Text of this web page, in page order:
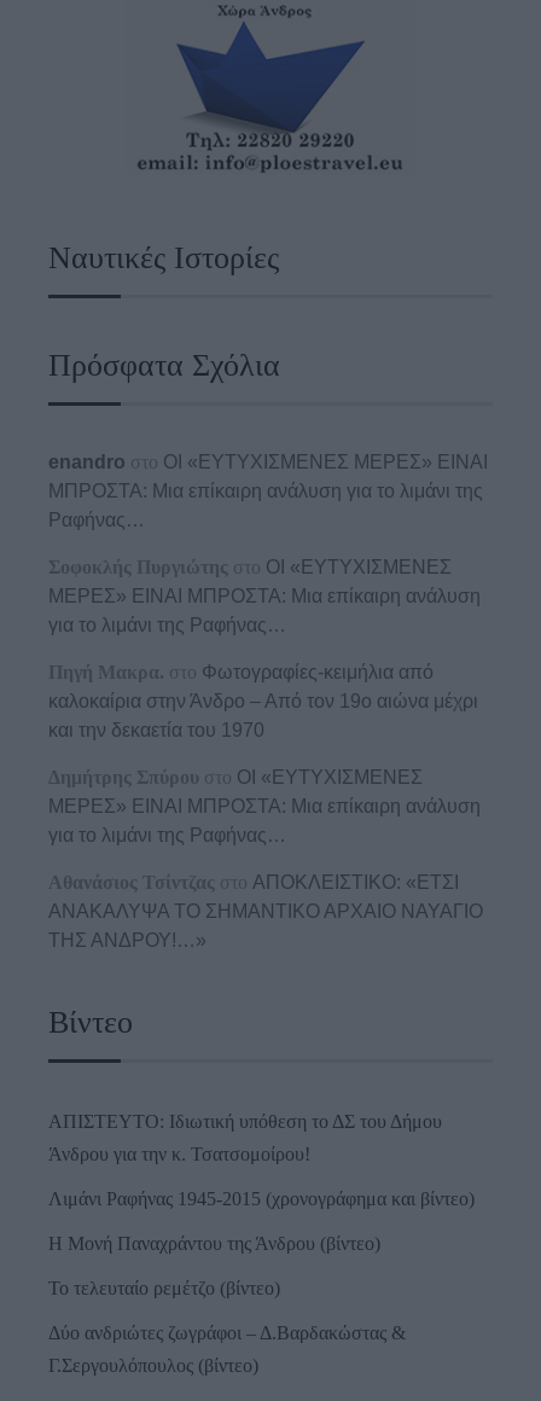
Ναυτικές Ιστορίες
Πρόσφατα Σχόλια
enandro στο ΟΙ «ΕΥΤΥΧΙΣΜΕΝΕΣ ΜΕΡΕΣ» ΕΙΝΑΙ
ΜΠΡΟΣΤΑ: Μια επίκαιρη ανάλυση για το λιμάνι της
Ραφήνας…
Σοφοκλής Πυργιώτης στο ΟΙ «ΕΥΤΥΧΙΣΜΕΝΕΣ
ΜΕΡΕΣ» ΕΙΝΑΙ ΜΠΡΟΣΤΑ: Μια επίκαιρη ανάλυση
για το λιμάνι της Ραφήνας…
Πηγή Μακρα. στο Φωτογραφίες-κειμήλια από
καλοκαίρια στην Άνδρο – Από τον 19ο αιώνα μέχρι
και την δεκαετία του 1970
Δημήτρης Σπύρου στο ΟΙ «ΕΥΤΥΧΙΣΜΕΝΕΣ
ΜΕΡΕΣ» ΕΙΝΑΙ ΜΠΡΟΣΤΑ: Μια επίκαιρη ανάλυση
για το λιμάνι της Ραφήνας…
Αθανάσιος Τσίντζας στο ΑΠΟΚΛΕΙΣΤΙΚΟ: «ΕΤΣΙ
ΑΝΑΚΑΛΥΨΑ ΤΟ ΣΗΜΑΝΤΙΚΟ ΑΡΧΑΙΟ ΝΑΥΑΓΙΟ
ΤΗΣ ΑΝΔΡΟΥ!…»
Βίντεο
ΑΠΙΣΤΕΥΤΟ: Ιδιωτική υπόθεση το ΔΣ του Δήμου
Άνδρου για την κ. Τσατσομοίρου!
Λιμάνι Ραφήνας 1945-2015 (χρονογράφημα και βίντεο)
Η Μονή Παναχράντου της Άνδρου (βίντεο)
Το τελευταίο ρεμέτζο (βίντεο)
Δύο ανδριώτες ζωγράφοι – Δ.Βαρδακώστας &
Γ.Σεργουλόπουλος (βίντεο)